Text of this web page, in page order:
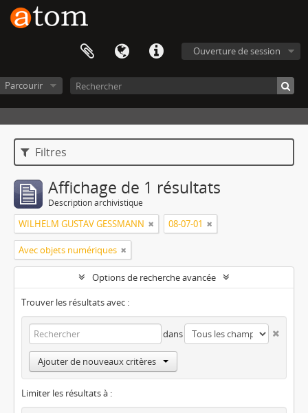
Ouverture de session
Parcourir
Filtres
Affichage de 1 résultats
Description archivistique
WILHELM GUSTAV GESSMANN 08-07-01
Avec objets numériques
Options de recherche avancée
Trouver les résultats avec :
dans
Ajouter de nouveaux critères
Limiter les résultats à :